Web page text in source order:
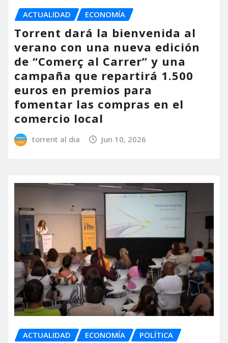
ACTUALIDAD ECONOMÍA
Torrent dará la bienvenida al
verano con una nueva edición
de “Comerç al Carrer” y una
campaña que repartirá 1.500
euros en premios para
fomentar las compras en el
comercio local
torrent al dia Jun 10, 2026
ACTUALIDAD ECONOMÍA POLÍTICA